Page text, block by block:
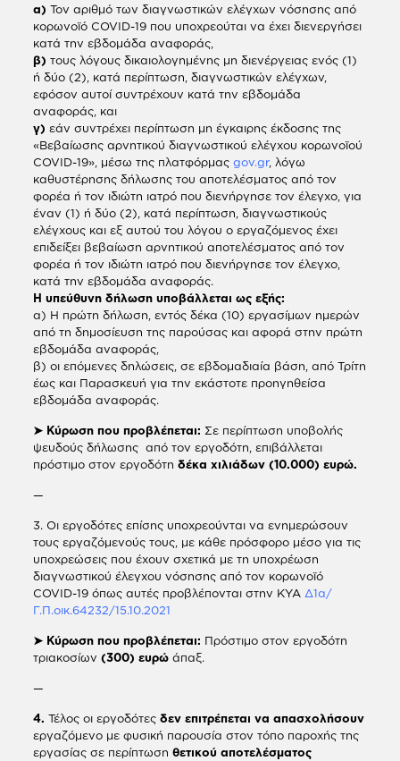
α) Τον αριθμό των διαγνωστικών ελέγχων νόσησης από
κορωνοϊό COVID-19 που υποχρεούται να έχει διενεργήσει
κατά την εβδομάδα αναφοράς,
β) τους λόγους δικαιολογημένης μη διενέργειας ενός (1)
ή δύο (2), κατά περίπτωση, διαγνωστικών ελέγχων,
εφόσον αυτοί συντρέχουν κατά την εβδομάδα
αναφοράς, και
γ) εάν συντρέχει περίπτωση μη έγκαιρης έκδοσης της
«Βεβαίωσης αρνητικού διαγνωστικού ελέγχου κορωνοϊού
COVID-19», μέσω της πλατφόρμας gov.gr, λόγω
καθυστέρησης δήλωσης του αποτελέσματος από τον
φορέα ή τον ιδιώτη ιατρό που διενήργησε τον έλεγχο, για
έναν (1) ή δύο (2), κατά περίπτωση, διαγνωστικούς
ελέγχους και εξ αυτού του λόγου ο εργαζόμενος έχει
επιδείξει βεβαίωση αρνητικού αποτελέσματος από τον
φορέα ή τον ιδιώτη ιατρό που διενήργησε τον έλεγχο,
κατά την εβδομάδα αναφοράς.
Η υπεύθυνη δήλωση υποβάλλεται ως εξής:
α) Η πρώτη δήλωση, εντός δέκα (10) εργασίμων ημερών
από τη δημοσίευση της παρούσας και αφορά στην πρώτη
εβδομάδα αναφοράς,
β) οι επόμενες δηλώσεις, σε εβδομαδιαία βάση, από Τρίτη
έως και Παρασκευή για την εκάστοτε προηγηθείσα
εβδομάδα αναφοράς.
➤ Κύρωση που προβλέπεται: Σε περίπτωση υποβολής
ψευδούς δήλωσης από τον εργοδότη, επιβάλλεται
πρόστιμο στον εργοδότη δέκα χιλιάδων (10.000) ευρώ.
—
3. Οι εργοδότες επίσης υποχρεούνται να ενημερώσουν
τους εργαζόμενούς τους, με κάθε πρόσφορο μέσο για τις
υποχρεώσεις που έχουν σχετικά με τη υποχρέωση
διαγνωστικού έλεγχου νόσησης από τον κορωνοϊό
COVID-19 όπως αυτές προβλέπονται στην ΚΥΑ Δ1α/
Γ.Π.οικ.64232/15.10.2021
➤ Κύρωση που προβλέπεται: Πρόστιμο στον εργοδότη
τριακοσίων (300) ευρώάπαξ.
—
4. Τέλος οι εργοδότες δεν επιτρέπεται να απασχολήσουν
εργαζόμενο με φυσική παρουσία στον τόπο παροχής της
εργασίας σε περίπτωση θετικού αποτελέσματος